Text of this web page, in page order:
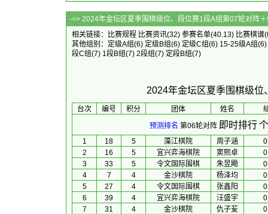
-=> 2024年金坛区夏季围棋级位、段位
相关链接：
比赛规程 比赛资讯(32) 参赛名单(40.13) 比赛棋谱
其他组别： 定级A组(6) 定级B组(6) 定级C组(6) 15-25级A组(6)
段C组(7) 1段B组(7) 2段组(7) 定段B组(7)
2024年金坛区夏季围棋级
台次 编号 积分 团体 姓名
预测排名 第06轮对阵 即时排行
1 18 5 藻江棋院 周子涵
2
16 5 宜兴弈海棋院 窦熙卓
3
33 5 令文国际围棋 朱昱飏
4
7 4 金沙棋院 杨泽均
5
27 4 令文国际围棋 张鑫阳
6
39 4 宜兴弈海棋院 汪盛宇
7
31 4 金沙棋院 仇子苃